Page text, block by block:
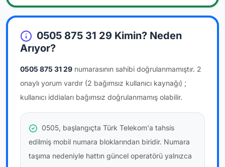
0505 875 31 29 Kimin? Neden
Arıyor?
0505 875 31 29 numarasının sahibi doğrulanmamıştır. 2
onaylı yorum vardır (2 bağımsız kullanıcı kaynağı) ;
kullanıcı iddiaları bağımsız doğrulanmamış olabilir.
0505, başlangıçta Türk Telekom'a tahsis
edilmiş mobil numara bloklarından biridir. Numara
taşıma nedeniyle hattın güncel operatörü yalnızca